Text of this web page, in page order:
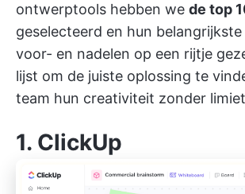
ontwerptools hebben we de top
geselecteerd en hun
voor- en nadelen op een rijtje
lijst om de juiste oplossing te
team hun creativiteit zonder
1. ClickUp